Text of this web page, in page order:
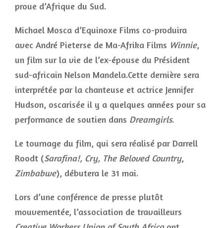
proue d’Afrique du Sud.
Michael Mosca d’Equinoxe Films co-produira
avec André Pieterse de Ma-Afrika Films Winnie,
un film sur la vie de l’ex-épouse du Président
sud-africain Nelson Mandela.Cette dernière sera
interprétée par la chanteuse et actrice Jennifer
Hudson, oscarisée il y a quelques années pour sa
performance de soutien dans Dreamgirls.
Le tournage du film, qui sera réalisé par Darrell
Roodt (Sarafina!, Cry, The Beloved Country,
Zimbabwe), débutera le 31 mai.
Lors d’une conférence de presse plutôt
mouvementée, l’association de travailleurs